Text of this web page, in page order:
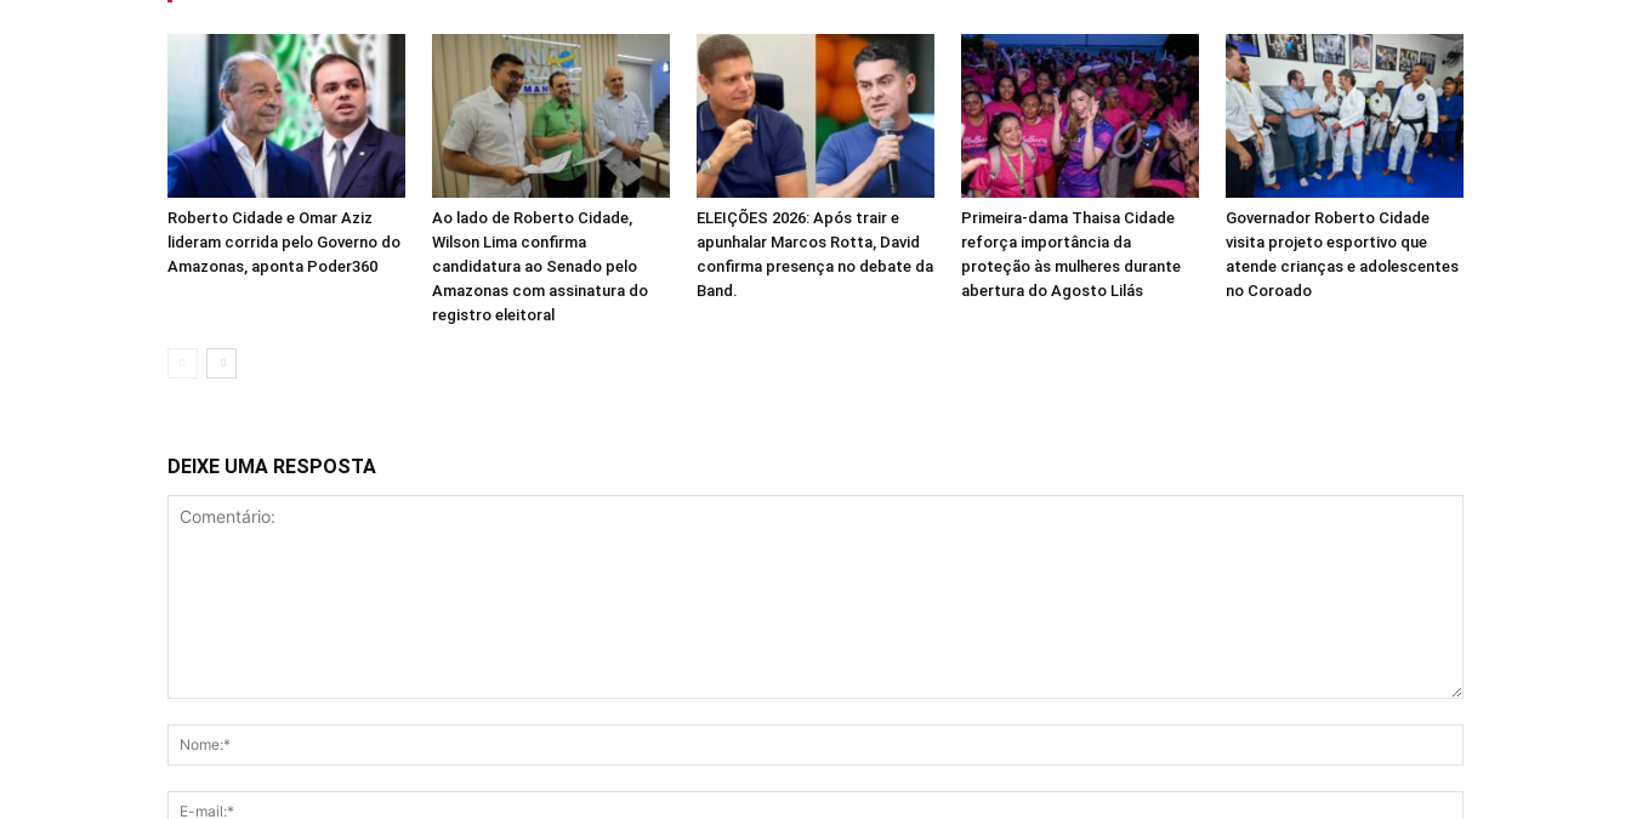
Roberto Cidade e Omar Aziz
lideram corrida pelo Governo do
Amazonas, aponta Poder360
Ao lado de Roberto Cidade,
Wilson Lima confirma
candidatura ao Senado pelo
Amazonas com assinatura do
registro eleitoral
ELEIÇÕES 2026: Após trair e
apunhalar Marcos Rotta, David
confirma presença no debate da
Band.
Primeira-dama Thaisa Cidade
reforça importância da
proteção às mulheres durante
abertura do Agosto Lilás
Governador Roberto Cidade
visita projeto esportivo que
atende crianças e adolescentes
no Coroado
DEIXE UMA RESPOSTA